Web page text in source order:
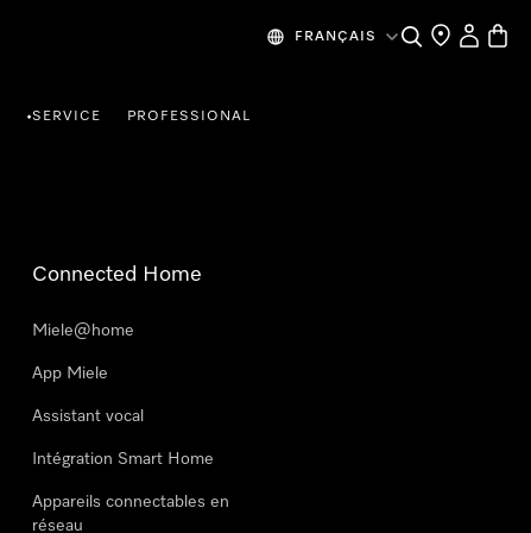
FRANÇAIS SearchFind a store
My
•SERVICE PROFESSIONAL
Connected Home
Miele@home
App Miele
Assistant vocal
Intégration Smart Home
Appareils connectables en
réseau